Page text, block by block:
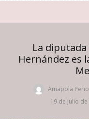
La
Hernández es
Amapola
19 de julio de